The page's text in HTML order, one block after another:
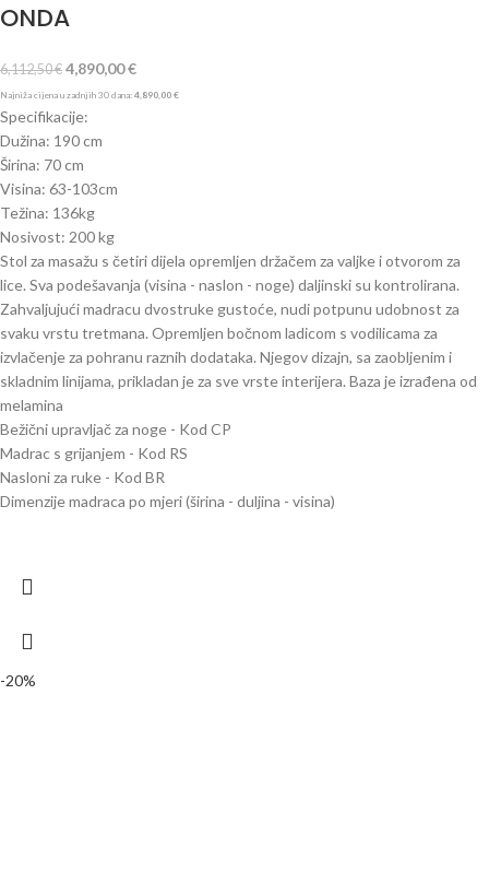
ONDA
6,112,50€ 4,890,00€
Najniža cijena u zadnjih 30 dana: 4,890,00 €
Specifikacije:
Dužina: 190 cm
Širina: 70 cm
Visina: 63-103cm
Težina: 136kg
Nosivost: 200 kg
Stol za masažu s četiri dijela opremljen držačem za valjke i otvorom za
lice. Sva podešavanja (visina - naslon - noge) daljinski su kontrolirana.
Zahvaljujući madracu dvostruke gustoće, nudi potpunu udobnost za
svaku vrstu tretmana. Opremljen bočnom ladicom s vodilicama za
izvlačenje za pohranu raznih dodataka. Njegov dizajn, sa zaobljenim i
skladnim linijama, prikladan je za sve vrste interijera. Baza je izrađena od
melamina
Bežični upravljač za noge - Kod CP
Madrac s grijanjem - Kod RS
Nasloni za ruke - Kod BR
Dimenzije madraca po mjeri (širina - duljina - visina)
-20%